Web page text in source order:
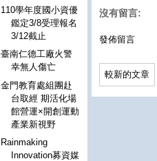
沒有留言:
發佈留言
較新的文章
110學年度國小資優
鑑定3/8受理報名
3/12截止
臺南仁德工廠火警
幸無人傷亡
金門教育處組團赴
台取經 期活化場
館營運×開創運動
產業新視野
Rainmaking
Innovation募資媒